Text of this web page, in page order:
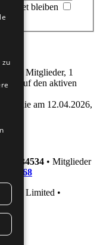
bleiben
Mitglieder, 1
auf den aktiven
die am 12.04.2026,
34534 • Mitglieder
Poet68
Limited •
zu